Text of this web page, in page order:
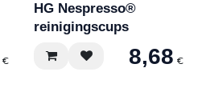
€
HG Nespresso®
reinigingscups
8,68 €